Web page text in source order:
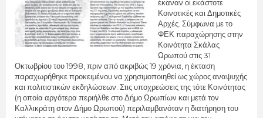
έκαναν οι εκάστοτε
Κοινοτικές και Δημοτικές
Αρχές. Σύμφωνα με το
ΦΕΚ παραχώρησης στην
Κοινότητα Σκάλας
Ωρωπού στις 31
Οκτωβρίου του 1998, πριν από ακριβώς 19 χρόνια, η έκταση
παραχωρήθηκε προκειμένου να χρησιμοποιηθεί ως χώρος αναψυχής
και πολιτιστικών εκδηλώσεων. Στις υποχρεώσεις της τότε Κοινότητας
(η οποία αργότερα περιήλθε στο Δήμο Ωρωπίων και μετά τον
Καλλικράτη στον Δήμο Ωρωπού) περιλαμβανόταν η διατήρηση του